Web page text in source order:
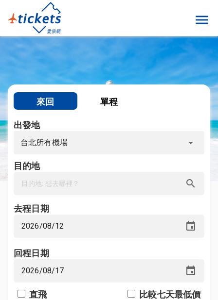
menu
來回 單程
台北所有機場
出發地
arrow_drop_down
目的地
search
去程日期
event
回程日期
event
直飛 比較七天最低價